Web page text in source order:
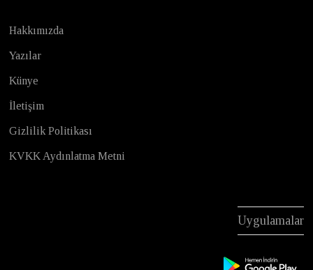
Hakkımızda
Yazılar
Künye
İletişim
Gizlilik Politikası
KVKK Aydınlatma Metni
Uygulamalar